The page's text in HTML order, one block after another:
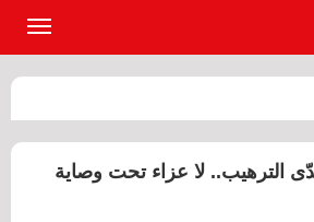
الترهيب.. لا عزاء تحت وصاية